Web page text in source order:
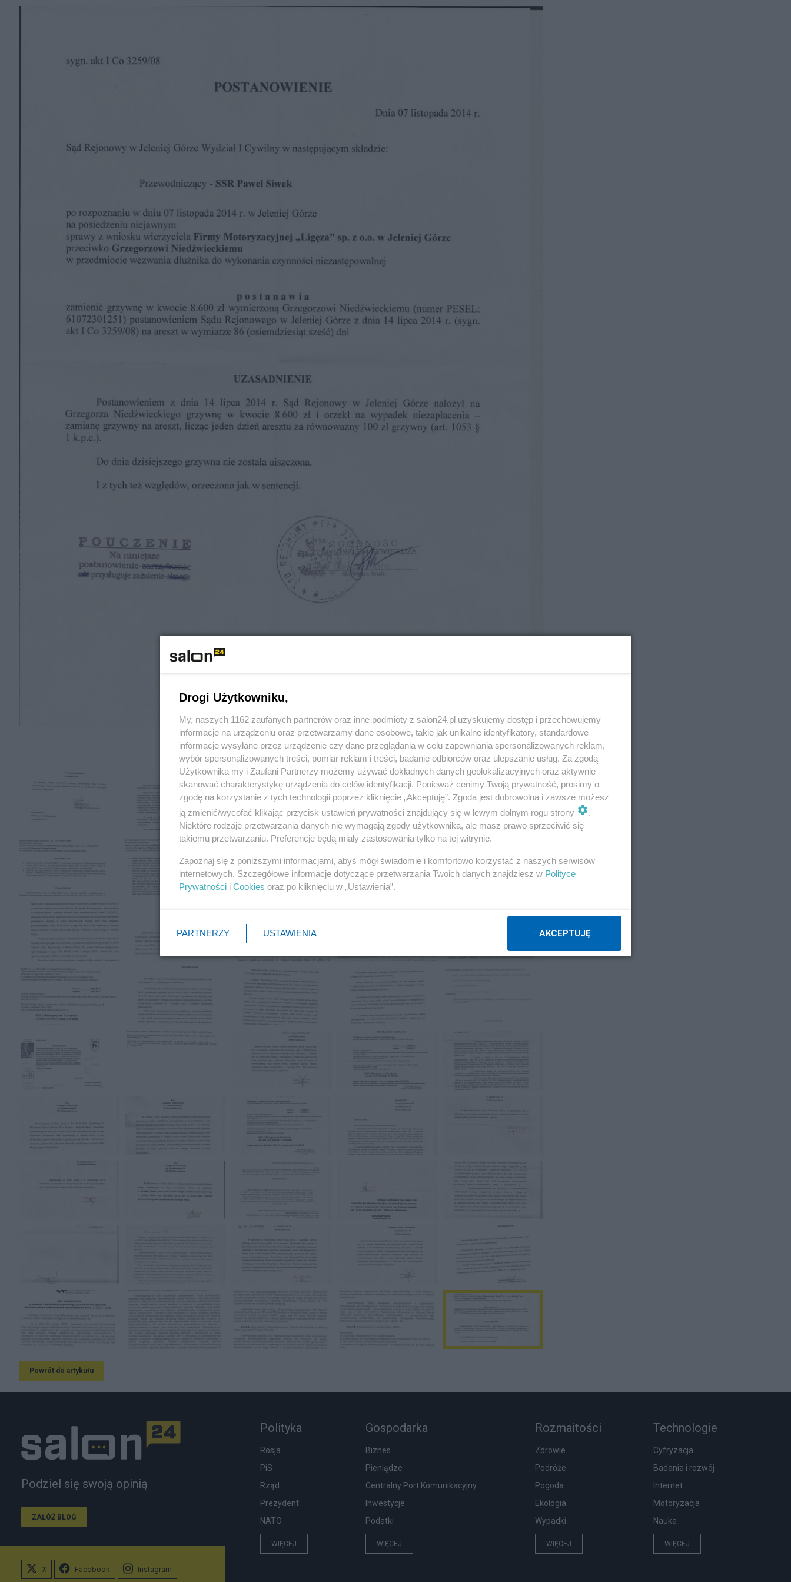
POPRZEDNIE 45 z 45
Powrót do artykułu
Podziel się swoją opinią
ZAŁÓŻ BLOG
Polityka
Rosja
PiS
Rząd
Prezydent
NATO
WIĘCEJ
Gospodarka
Biznes
Pieniądze
Centralny Port Komunikacyjny
Inwestycje
Podatki
WIĘCEJ
Rozmaitości
Zdrowie
Podróże
Pogoda
Ekologia
Wypadki
WIĘCEJ
Technologie
Cyfryzacja
Badania i rozwój
Internet
Motoryzacja
Nauka
WIĘCEJ
X Facebook Instagram
Drogi Użytkowniku,
My, naszych 1162 zaufanych partnerów oraz inne podmioty z salon24.pl uzyskujemy dostęp i przechowujemy
informacje na urządzeniu oraz przetwarzamy dane osobowe, takie jak unikalne identyfikatory, standardowe
informacje wysyłane przez urządzenie czy dane przeglądania w celu zapewniania spersonalizowanych reklam,
wybór spersonalizowanych treści, pomiar reklam i treści, badanie odbiorców oraz ulepszanie usług. Za zgodą
Użytkownika my i Zaufani Partnerzy możemy używać dokładnych danych geolokalizacyjnych oraz aktywnie
skanować charakterystykę urządzenia do celów identyfikacji. Ponieważ cenimy Twoją prywatność, prosimy o
zgodę na korzystanie z tych technologii poprzez kliknięcie „Akceptuję”. Zgoda jest dobrowolna i zawsze możesz
ją zmienić/wycofać klikając przycisk ustawień prywatności znajdujący się w lewym dolnym rogu strony
.
Niektóre rodzaje przetwarzania danych nie wymagają zgody użytkownika, ale masz prawo sprzeciwić się
takiemu przetwarzaniu. Preferencje będą miały zastosowania tylko na tej witrynie.
Zapoznaj się z poniższymi informacjami, abyś mógł świadomie i komfortowo korzystać z naszych serwisów
internetowych. Szczegółowe informacje dotyczące przetwarzania Twoich danych znajdziesz w Polityce
Prywatności i Cookies oraz po kliknięciu w „Ustawienia”.
PARTNERZY USTAWIENIA AKCEPTUJĘ